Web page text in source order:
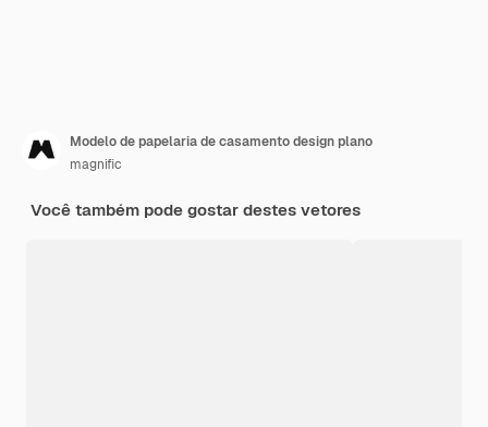
Modelo de papelaria de casamento design plano
magnific
Você também pode gostar destes vetores